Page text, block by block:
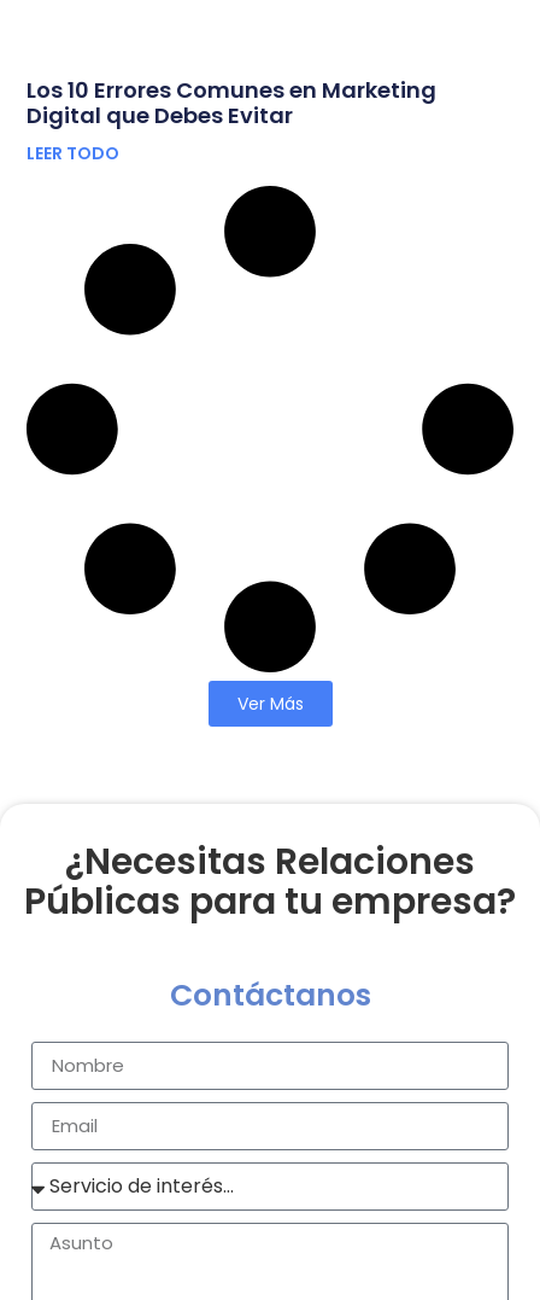
Los 10 Errores Comunes en Marketing
Digital que Debes Evitar
LEER TODO
Ver Más
¿Necesitas Relaciones
Públicas para tu empresa?
Contáctanos